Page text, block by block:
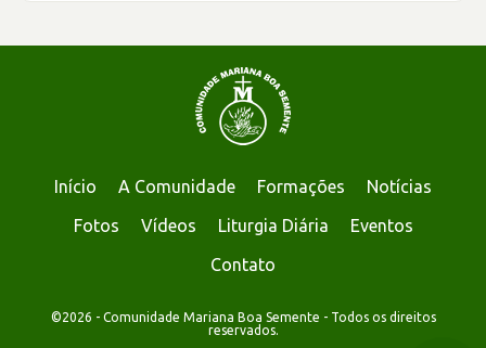
Início A Comunidade Formações
Notícias
Fotos
Vídeos Liturgia Diária
Eventos
Contato
©2026 - Comunidade Mariana Boa Semente - Todos os direitos
reservados.